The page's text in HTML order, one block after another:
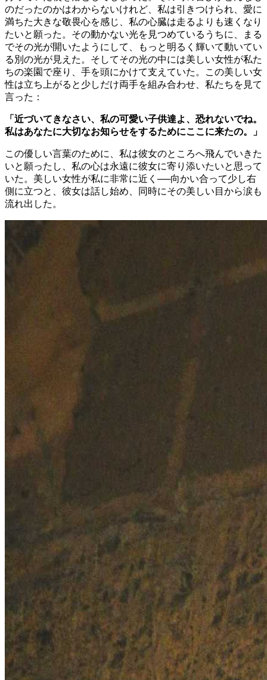
のだったのかはわからないけれど、私は引きつけられ、愛に
満ちた大きな敬畏心を感じ、私の心臓は走るよりも速くなり
たいと願った。その動かない光を見つめているうちに、まる
でその光が開いたようにして、もっと明るく輝いて動いてい
る別の光が見えた。そしてその光の中には美しい女性が私た
ちの楽園で座り、手を頭にかけて支えていた。この美しい女
性は立ち上がると少しだけ両手を組み合わせ、私たちを見て
言った：
「近づいてきなさい、私の可愛い子供達よ、恐れないでね。
私はあなたに大切なお知らせをするためにここに来たの。」
この優しい言葉のために、私は彼女のところへ飛んでいきた
いと願ったし、私の心は永遠に彼女に寄り添いたいと思って
いた。美しい女性が私に非常に近く──向かい合って少し右
側に立つと、彼女は話し始め、同時にその美しい目から涙も
流れ出した。